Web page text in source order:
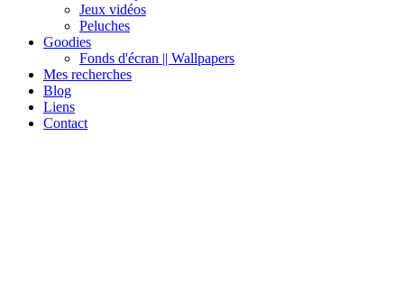
Jeux vidéos
Peluches
Goodies
Fonds d'écran || Wallpapers
Mes recherches
Blog
Liens
Contact